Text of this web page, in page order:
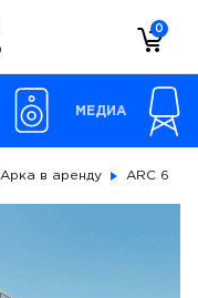
0
МЕДИА
Арка в аренду ARC 6